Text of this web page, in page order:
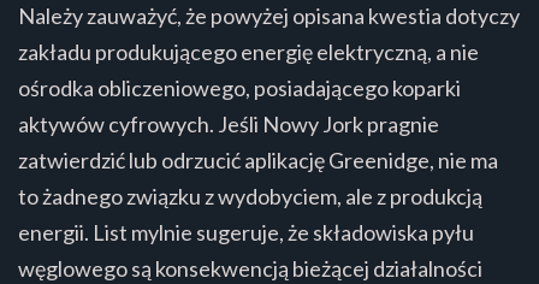
Należy zauważyć, że powyżej opisana kwestia dotyczy
zakładu produkującego energię elektryczną, a nie
ośrodka obliczeniowego, posiadającego koparki
aktywów cyfrowych. Jeśli Nowy Jork pragnie
zatwierdzić lub odrzucić aplikację Greenidge, nie ma
to żadnego związku z wydobyciem, ale z produkcją
energii. List mylnie sugeruje, że składowiska pyłu
węglowego są konsekwencją bieżącej działalności